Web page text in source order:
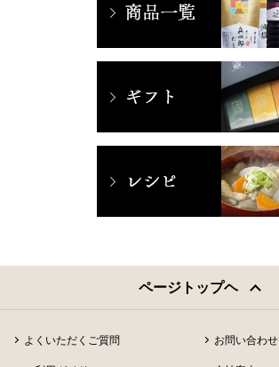
ページトップヘ
よくいただくご質問 お問い合わせ